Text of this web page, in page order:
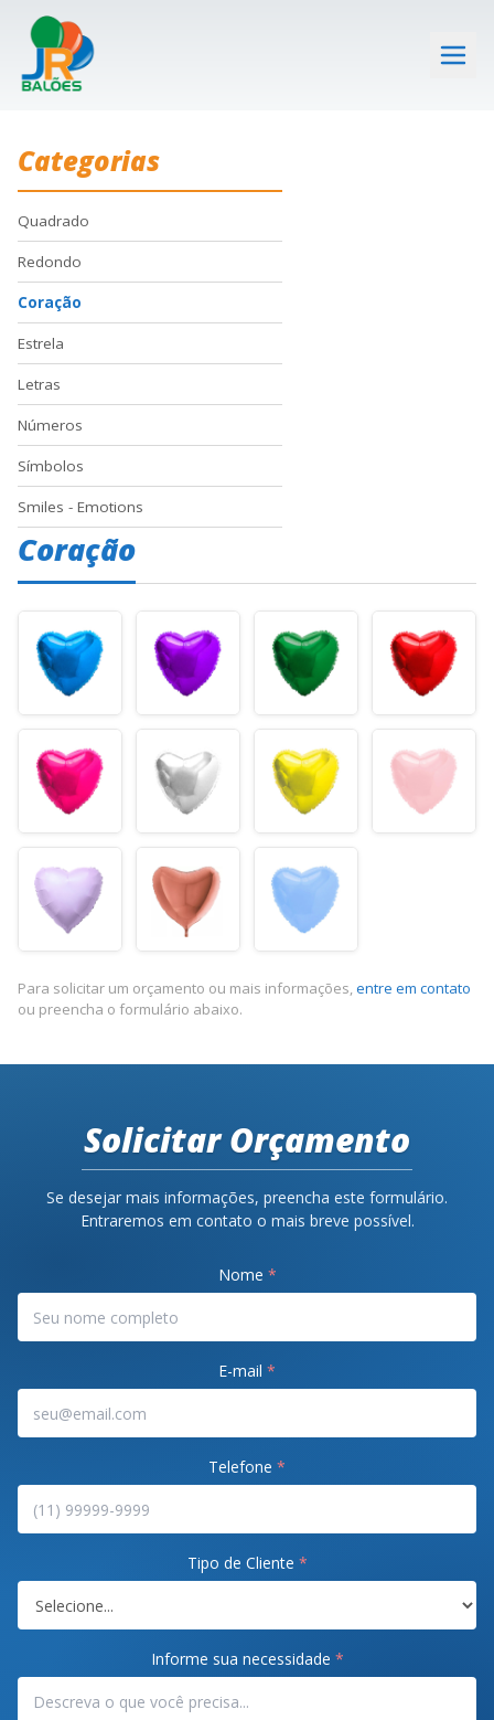
Categorias
Quadrado
Redondo
Coração
Estrela
Letras
Números
Símbolos
Smiles - Emotions
Coração
Para solicitar um orçamento ou mais informações,entre em contato
ou preencha o formulário abaixo.
Solicitar Orçamento
Se desejar mais informações, preencha este formulário.
Entraremos em contato o mais breve possível.
Nome *
E-mail *
Telefone *
Tipo de Cliente *
Informe sua necessidade *